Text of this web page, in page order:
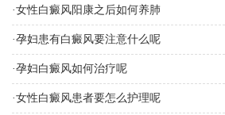
·女性白癜风阳康之后如何养肺
·孕妇患有白癜风要注意什么呢
·孕妇白癜风如何治疗呢
·女性白癜风患者要怎么护理呢